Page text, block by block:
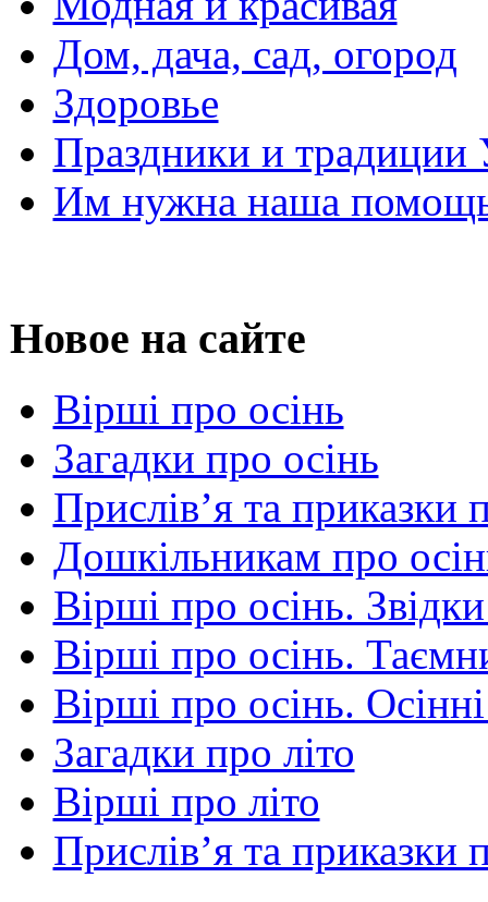
Дом, дача, сад, огород
Здоровье
Праздники и традиции
Им нужна наша
Новое на сайте
Вірші про осінь
Загадки про осінь
Прислів’я та приказки
Дошкільникам про
Вірші про осінь.
Вірші про осінь.
Вірші про осінь.
Загадки про літо
Вірші про літо
Прислів’я та приказки